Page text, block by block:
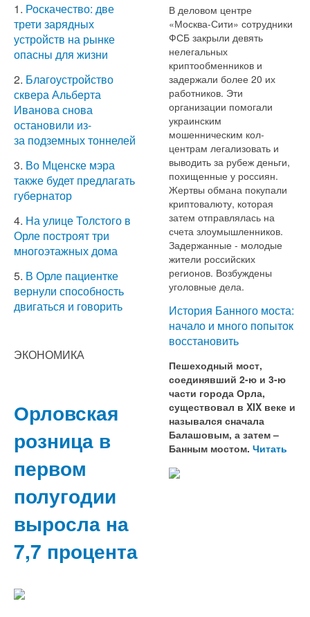
1. Роскачество: две
трети зарядных
устройств на рынке
опасны для жизни
2. Благоустройство
сквера Альберта
Иванова снова
остановили из-
за подземных тоннелей
3. Во Мценске мэра
также будет предлагать
губернатор
4. На улице Толстого в
Орле построят три
многоэтажных дома
5. В Орле пациентке
вернули способность
двигаться и говорить
ЭКОНОМИКА
Орловская
розница в
первом
полугодии
выросла на
7,7 процента
В деловом центре
«Москва-Сити» сотрудники
ФСБ закрыли девять
нелегальных
криптообменников и
задержали более 20 их
работников. Эти
организации помогали
украинским
мошенническим кол-
центрам легализовать и
выводить за рубеж деньги,
похищенные у россиян.
Жертвы обмана покупали
криптовалюту, которая
затем отправлялась на
счета злоумышленников.
Задержанные - молодые
жители российских
регионов. Возбуждены
уголовные дела.
История Банного моста:
начало и много попыток
восстановить
Пешеходный мост,
соединявший 2-ю и 3-ю
части города Орла,
существовал в XIX веке и
назывался сначала
Балашовым, а затем –
Банным мостом. Читать